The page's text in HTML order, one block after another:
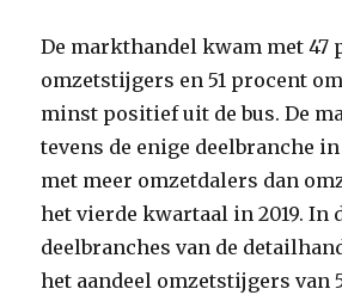
De markthandel kwam met 47
omzetstijgers en 51 procent
minst positief uit de bus. De
tevens de enige deelbranche
met meer omzetdalers dan
het vierde kwartaal in 2019. In
deelbranches van de
het aandeel omzetstijgers van